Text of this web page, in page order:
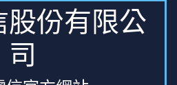
股份有限公
司